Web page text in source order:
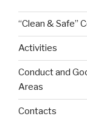
“Clean & Safe”
Activities
Conduct and
Areas
Contacts